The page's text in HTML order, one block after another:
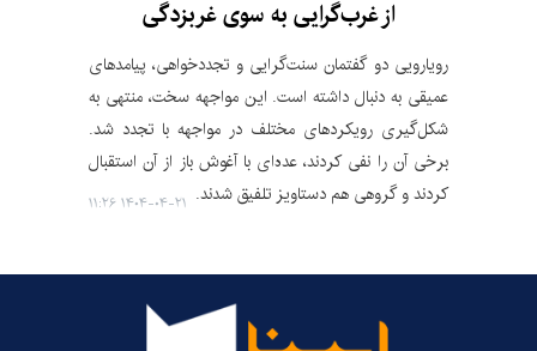
از غرب‌گرایی به سوی غربزدگی
رویارویی دو گفتمان سنت‌گرایی و تجددخواهی، پیامدهای
عمیقی به دنبال داشته است. این مواجهه سخت، منتهی به
شکل‌گیری رویکردهای مختلف در مواجهه با تجدد شد.
برخی آن را نفی کردند، عده‌ای با آغوش باز از آن استقبال
کردند و گروهی هم دستاویز تلفیق شدند. ۱۴۰۴-۰۴-۲۱ ۱۱:۲۶